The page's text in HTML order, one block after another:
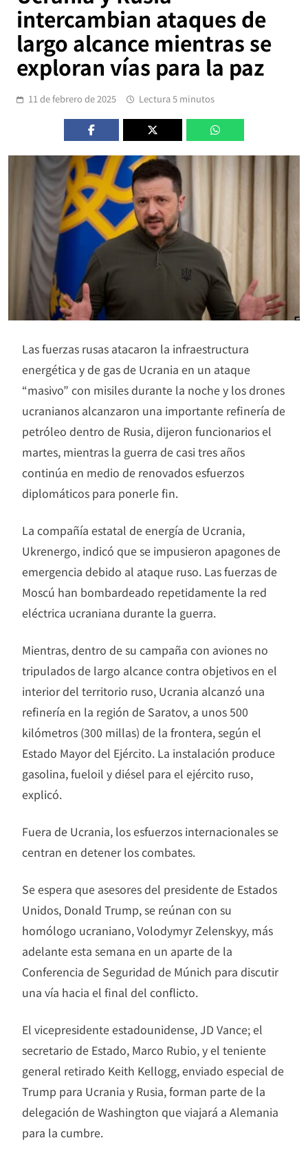
intercambian ataques de
largo alcance mientras se
exploran vías para la paz
11 de febrero de 2025 Lectura 5 minutos
Las fuerzas rusas atacaron la infraestructura
energética y de gas de Ucrania en un ataque
“masivo” con misiles durante la noche y los drones
ucranianos alcanzaron una importante refinería de
petróleo dentro de Rusia, dijeron funcionarios el
martes, mientras la guerra de casi tres años
continúa en medio de renovados esfuerzos
diplomáticos para ponerle fin.
La compañía estatal de energía de Ucrania,
Ukrenergo, indicó que se impusieron apagones de
emergencia debido al ataque ruso. Las fuerzas de
Moscú han bombardeado repetidamente la red
eléctrica ucraniana durante la guerra.
Mientras, dentro de su campaña con aviones no
tripulados de largo alcance contra objetivos en el
interior del territorio ruso, Ucrania alcanzó una
refinería en la región de Saratov, a unos 500
kilómetros (300 millas) de la frontera, según el
Estado Mayor del Ejército. La instalación produce
gasolina, fueloil y diésel para el ejército ruso,
explicó.
Fuera de Ucrania, los esfuerzos internacionales se
centran en detener los combates.
Se espera que asesores del presidente de Estados
Unidos, Donald Trump, se reúnan con su
homólogo ucraniano, Volodymyr Zelenskyy, más
adelante esta semana en un aparte de la
Conferencia de Seguridad de Múnich para discutir
una vía hacia el final del conflicto.
El vicepresidente estadounidense, JD Vance; el
secretario de Estado, Marco Rubio, y el teniente
general retirado Keith Kellogg, enviado especial de
Trump para Ucrania y Rusia, forman parte de la
delegación de Washington que viajará a Alemania
para la cumbre.